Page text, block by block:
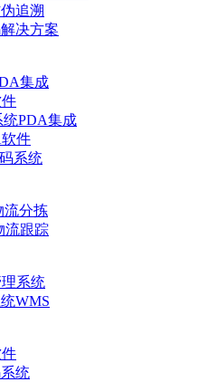
追溯
决方案
集成
统PDA集成
件
系统
流分拣
流跟踪
系统
WMS
统